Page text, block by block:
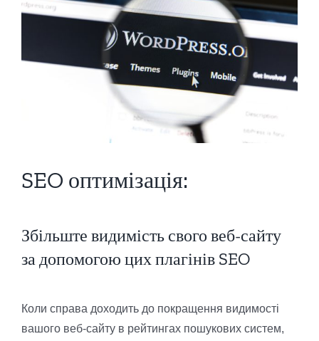
SEO оптимізація:
Збільште видимість свого веб-сайту
за допомогою цих плагінів SEO
Коли справа доходить до покращення видимості
вашого веб-сайту в рейтингах пошукових систем,